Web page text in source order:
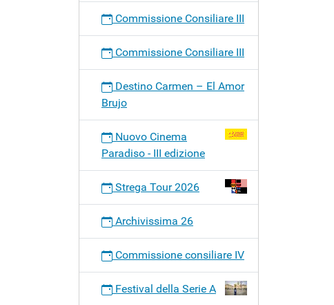
Commissione Consiliare III
Commissione Consiliare III
Destino Carmen – El Amor
Brujo
Nuovo Cinema
Paradiso - III edizione
Strega Tour 2026
Archivissima 26
Commissione consiliare IV
Festival della Serie A